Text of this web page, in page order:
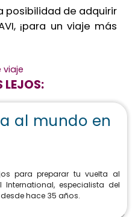
posibilidad de adquirir
¡para un viaje más
viaje
LEJOS:
al mundo en
para preparar tu vuelta al
especialista del
hace 35 años.